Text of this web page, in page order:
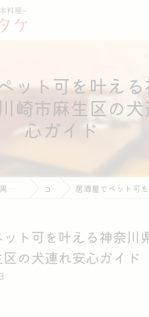
ット可を叶える
崎市麻生区の
心ガイド
神奈川県弘明寺周辺の居酒屋ならハマの台所タケ コラム 居酒屋でペット可を叶える神奈川県横浜市川崎
ト可を叶える神奈川
の犬連れ安心ガイド